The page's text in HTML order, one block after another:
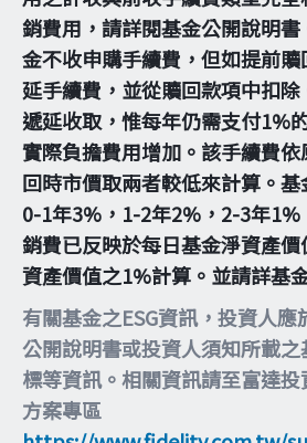
銷費用，請詳閱基金公開說明
金不收申購手續費，但如提前
延手續費，並從贖回款項中扣
遞延收取，惟每年仍需支付1%
實際負擔費用增加。該手續費
回時市價取兩者較低來計算。基
0-1年3%，1-2年2%，2-3年
銷費已反映於每日基金淨資產
資產價值之1%計算。並請詳基
有關基金之ESG資訊，投資人
公開說明書或投資人須知所載
標等資訊。相關資訊請至富達
方案專區